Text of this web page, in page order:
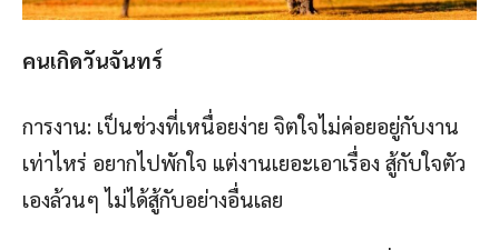
คนเกิดวันจันทร์
การงาน: เป็นช่วงที่เหนื่อยง่าย จิตใจไม่ค่อยอยู่กับงาน
เท่าไหร่ อยากไปพักใจ แต่งานเยอะเอาเรื่อง สู้กับใจตัว
เองล้วนๆ ไม่ได้สู้กับอย่างอื่นเลย